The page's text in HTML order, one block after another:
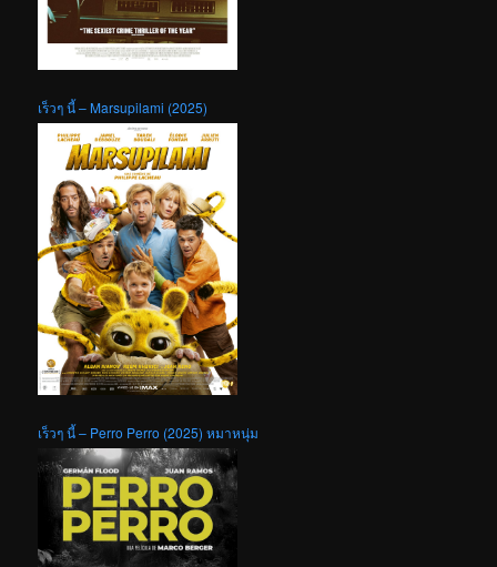
เร็วๆ นี้ – Marsupilami (2025)
เร็วๆ นี้ – Perro Perro (2025) หมาหนุ่ม